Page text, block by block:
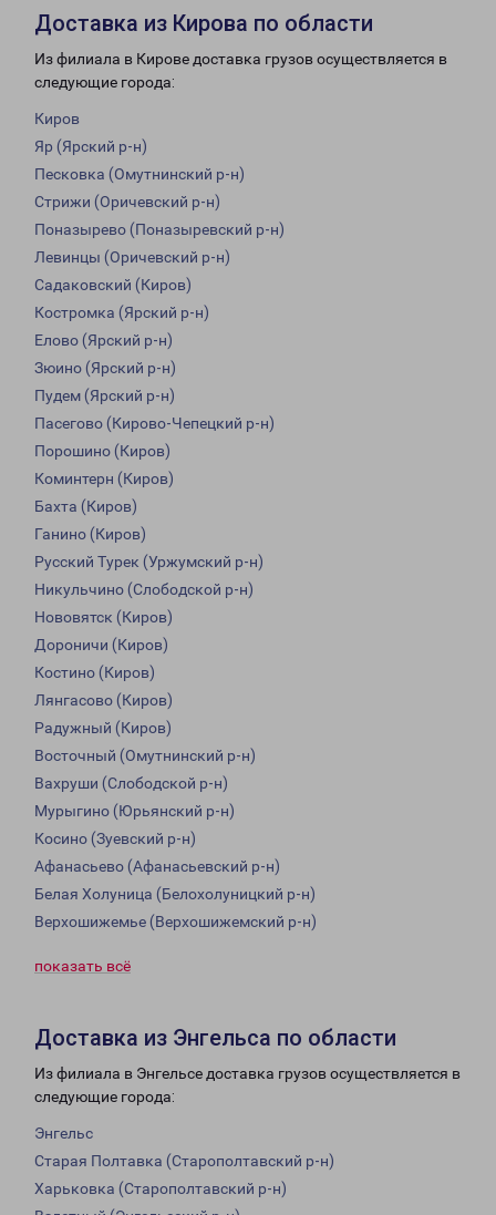
Доставка из Кирова по области
Из филиала в Кирове доставка грузов осуществляется в
следующие города:
Киров
Яр (Ярский р-н)
Песковка (Омутнинский р-н)
Стрижи (Оричевский р-н)
Поназырево (Поназыревский р-н)
Левинцы (Оричевский р-н)
Садаковский (Киров)
Костромка (Ярский р-н)
Елово (Ярский р-н)
Зюино (Ярский р-н)
Пудем (Ярский р-н)
Пасегово (Кирово-Чепецкий р-н)
Порошино (Киров)
Коминтерн (Киров)
Бахта (Киров)
Ганино (Киров)
Русский Турек (Уржумский р-н)
Никульчино (Слободской р-н)
Нововятск (Киров)
Дороничи (Киров)
Костино (Киров)
Лянгасово (Киров)
Радужный (Киров)
Восточный (Омутнинский р-н)
Вахруши (Слободской р-н)
Мурыгино (Юрьянский р-н)
Косино (Зуевский р-н)
Афанасьево (Афанасьевский р-н)
Белая Холуница (Белохолуницкий р-н)
Верхошижемье (Верхошижемский р-н)
показать всё
Доставка из Энгельса по области
Из филиала в Энгельсе доставка грузов осуществляется в
следующие города:
Энгельс
Старая Полтавка (Старополтавский р-н)
Харьковка (Старополтавский р-н)